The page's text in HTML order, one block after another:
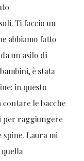
Ti faccio un
abbiamo fatto
un asilo di
è stata
in questo
le bacche
per raggiungere
spine. Laura mi